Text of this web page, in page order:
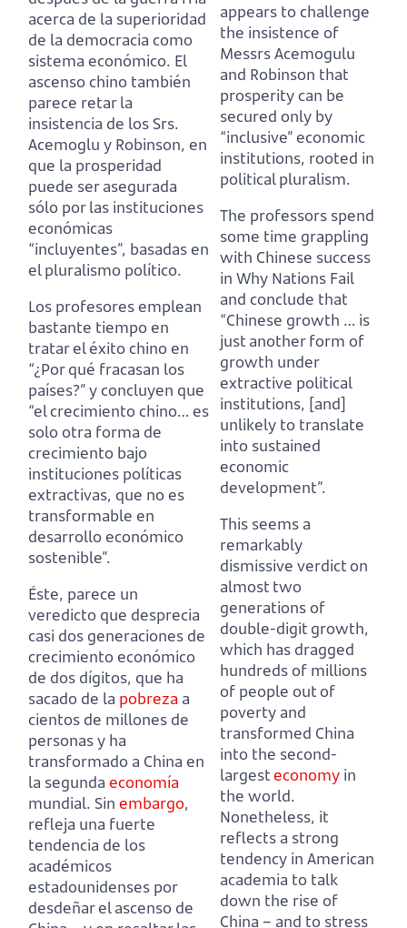
acerca de la superioridad
de la democracia como
sistema económico. El
ascenso chino también
parece retar la
insistencia de los Srs.
Acemoglu y Robinson, en
que la prosperidad
puede ser asegurada
sólo por las instituciones
económicas
“incluyentes”, basadas en
el pluralismo político.
Los profesores emplean
bastante tiempo en
tratar el éxito chino en
“¿Por qué fracasan los
países?” y concluyen que
“el crecimiento chino… es
solo otra forma de
crecimiento bajo
instituciones políticas
extractivas, que no es
transformable en
desarrollo económico
sostenible”.
Éste, parece un
veredicto que desprecia
casi dos generaciones de
crecimiento económico
de dos dígitos, que ha
sacado de la pobreza a
cientos de millones de
personas y ha
transformado a China en
la segunda economía
mundial. Sin embargo,
refleja una fuerte
tendencia de los
académicos
estadounidenses por
desdeñar el ascenso de
appears to challenge
the insistence of
Messrs Acemogulu
and Robinson that
prosperity can be
secured only by
“inclusive” economic
institutions, rooted in
political pluralism.
The professors spend
some time grappling
with Chinese success
in Why Nations Fail
and conclude that
“Chinese growth … is
just another form of
growth under
extractive political
institutions, [and]
unlikely to translate
into sustained
economic
development”.
This seems a
remarkably
dismissive verdict on
almost two
generations of
double-digit growth,
which has dragged
hundreds of millions
of people out of
poverty and
transformed China
into the second-
largesteconomy in
the world.
Nonetheless, it
reflects a strong
tendency in American
academia to talk
down the rise of
China – and to stress